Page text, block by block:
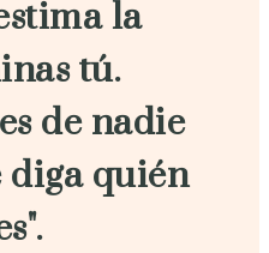
la
tú.
de nadie
diga quién